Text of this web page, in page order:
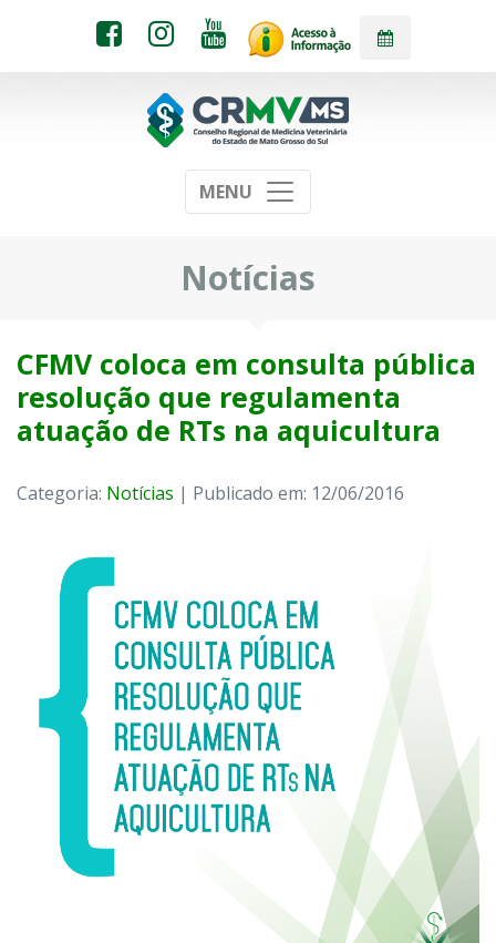
MENU
Notícias
CFMV coloca em consulta pública
resolução que regulamenta
atuação de RTs na aquicultura
Categoria: Notícias | Publicado em: 12/06/2016